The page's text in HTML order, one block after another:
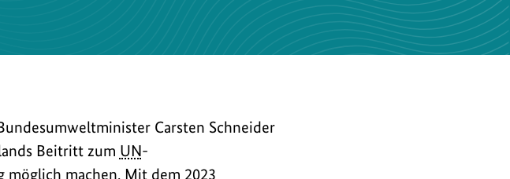
Carsten Schneider
Beitritt zum UN-
möglich machen. Mit dem 2023